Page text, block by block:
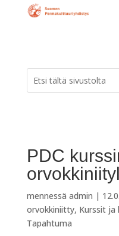
PDC
mennessä admin |
orvokkiniitty, Kurssit ja
Tapahtuma